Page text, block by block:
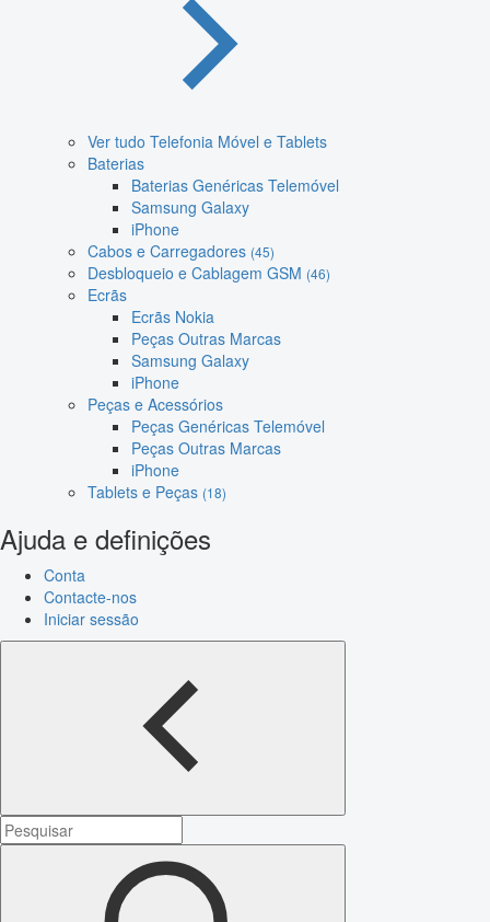
Ver tudo Telefonia Móvel e Tablets
Baterias
Baterias Genéricas Telemóvel
Samsung Galaxy
iPhone
Cabos e Carregadores (45)
Desbloqueio e Cablagem GSM (46)
Ecrãs
Ecrãs Nokia
Peças Outras Marcas
Samsung Galaxy
iPhone
Peças e Acessórios
Peças Genéricas Telemóvel
Peças Outras Marcas
iPhone
Tablets e Peças (18)
Ajuda e definições
Conta
Contacte-nos
Iniciar sessão